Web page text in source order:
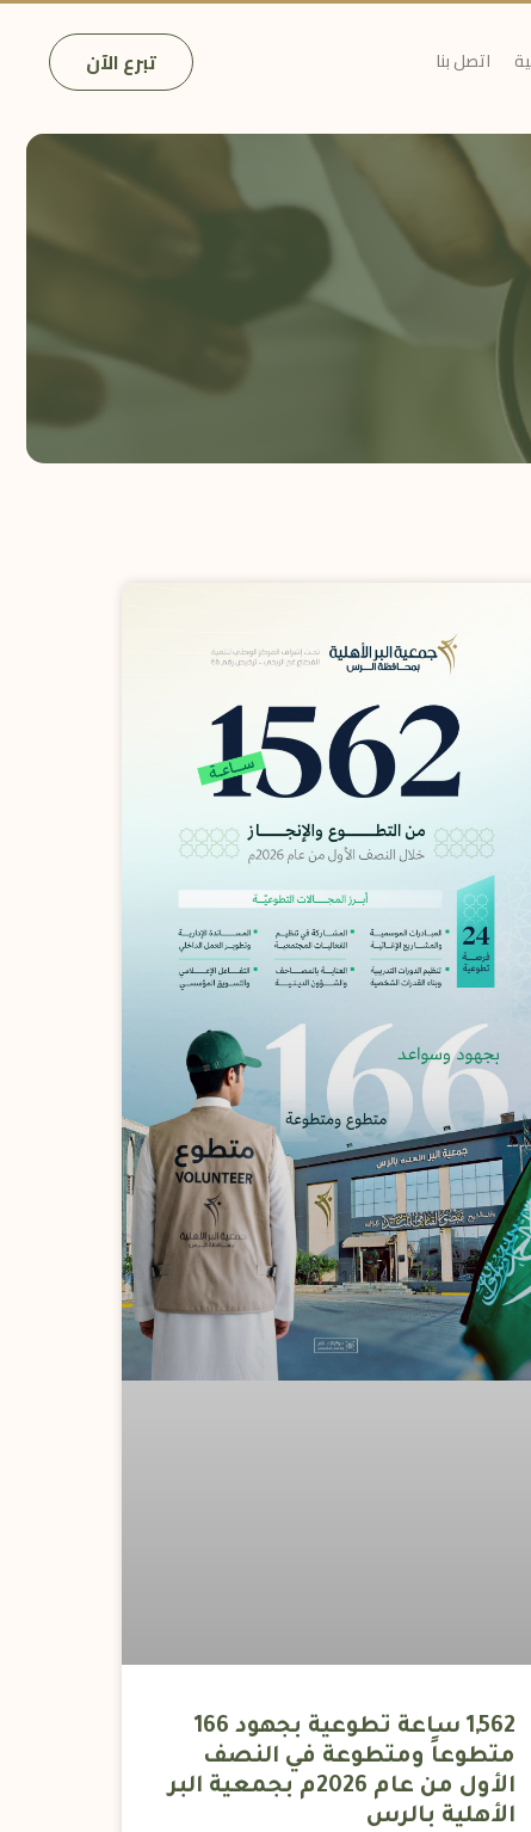
اتصل بنا تبرع الآن
1,562 ساعة تطوعية بجهود 166
متطوعاً ومتطوعة في النصف
الأول من عام 2026م بجمعية البر
الأهلية بالرس